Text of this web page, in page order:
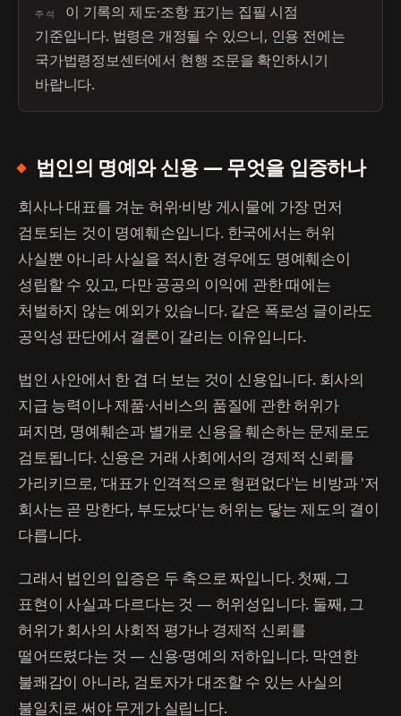
주석
이 기록의 제도·조항 표기는 집필 시점
기준입니다. 법령은 개정될 수 있으니, 인용 전에는
국가법령정보센터에서 현행 조문을 확인하시기
바랍니다.
법인의 명예와 신용 — 무엇을 입증하나
회사나 대표를 겨눈 허위·비방 게시물에 가장 먼저
검토되는 것이 명예훼손입니다. 한국에서는 허위
사실뿐 아니라 사실을 적시한 경우에도 명예훼손이
성립할 수 있고, 다만 공공의 이익에 관한 때에는
처벌하지 않는 예외가 있습니다. 같은 폭로성 글이라도
공익성 판단에서 결론이 갈리는 이유입니다.
법인 사안에서 한 겹 더 보는 것이 신용입니다. 회사의
지급 능력이나 제품·서비스의 품질에 관한 허위가
퍼지면, 명예훼손과 별개로 신용을 훼손하는 문제로도
검토됩니다. 신용은 거래 사회에서의 경제적 신뢰를
가리키므로, '대표가 인격적으로 형편없다'는 비방과 '저
회사는 곧 망한다, 부도났다'는 허위는 닿는 제도의 결이
다릅니다.
그래서 법인의 입증은 두 축으로 짜입니다. 첫째, 그
표현이 사실과 다르다는 것 — 허위성입니다. 둘째, 그
허위가 회사의 사회적 평가나 경제적 신뢰를
떨어뜨렸다는 것 — 신용·명예의 저하입니다. 막연한
불쾌감이 아니라, 검토자가 대조할 수 있는 사실의
불일치로 써야 무게가 실립니다.